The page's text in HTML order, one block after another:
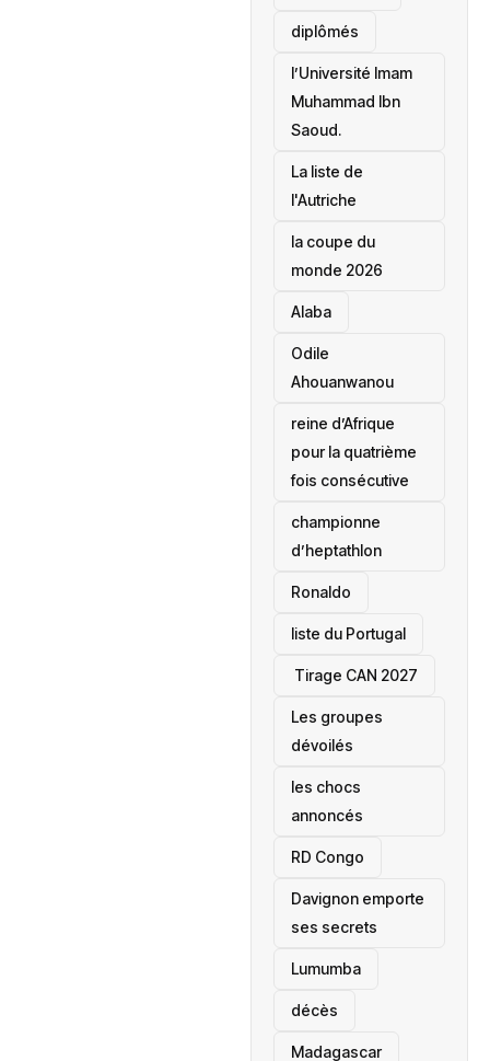
diplômés
l’Université Imam
Muhammad Ibn
Saoud.
‎La liste de
l'Autriche
la coupe du
monde 2026
Alaba
Odile
Ahouanwanou
reine d’Afrique
pour la quatrième
fois consécutive
championne
d’heptathlon
Ronaldo
liste du Portugal
‎ Tirage CAN 2027
Les groupes
dévoilés
les chocs
annoncés
‎RD Congo
Davignon emporte
ses secrets
Lumumba
décès
‎Madagascar